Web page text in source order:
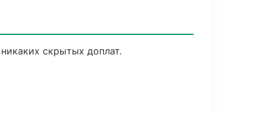
скрытых доплат.